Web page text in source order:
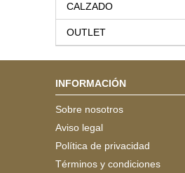
CALZADO
OUTLET
INFORMACIÓN
Sobre nosotros
Aviso legal
Política de privacidad
Términos y condiciones